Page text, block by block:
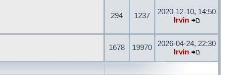
294 1237
2020-12-10, 14:50
Irvin
1678 19970
2026-04-24, 22:30
Irvin